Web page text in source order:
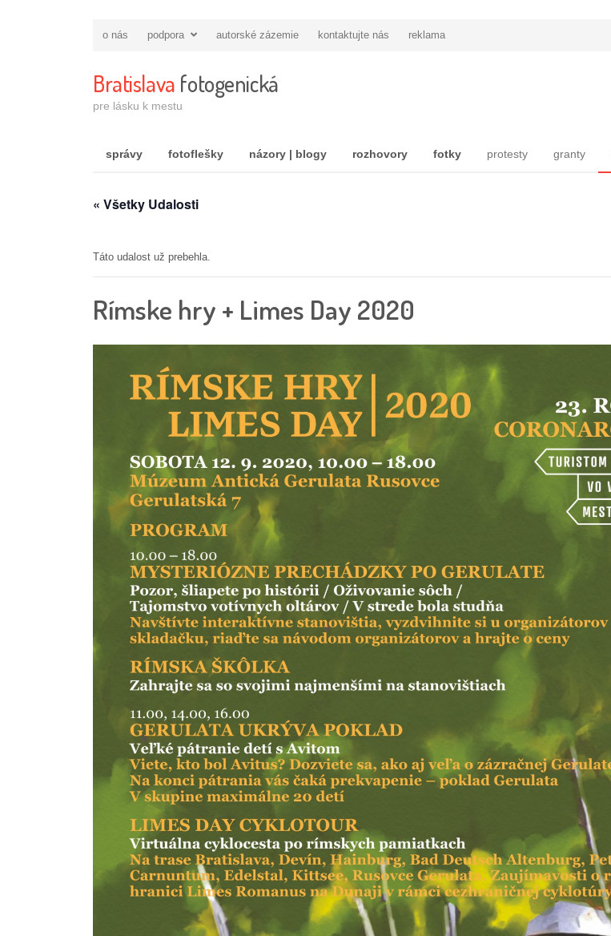
o nás podpora autorské zázemie kontaktujte nás reklama
Bratislava fotogenická
pre lásku k mestu
správy fotoflešky názory | blogy rozhovory fotky protesty granty
« Všetky Udalosti
Táto udalost už prebehla.
Rímske hry + Limes Day 2020